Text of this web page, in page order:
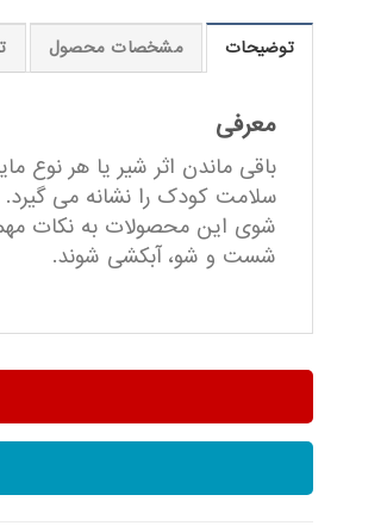
توضیحات مشخصات محصول
معرفی
باقی ماندن اثر شیر یا هر
سلامت کودک را نشانه می
شوی این محصولات به نکات
شست و شو، آبکشی شوند.